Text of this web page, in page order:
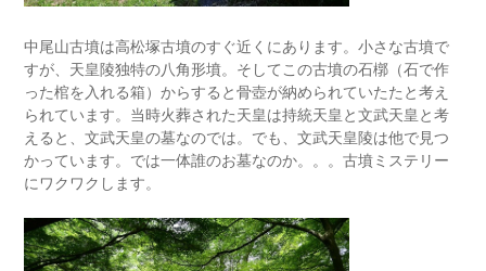
中尾山古墳は高松塚古墳のすぐ近くにあります。小さな古墳で
すが、天皇陵独特の八角形墳。そしてこの古墳の石槨（石で作
った棺を入れる箱）からすると骨壺が納められていたたと考え
られています。当時火葬された天皇は持統天皇と文武天皇と考
えると、文武天皇の墓なのでは。でも、文武天皇陵は他で見つ
かっています。では一体誰のお墓なのか。。。古墳ミステリー
にワクワクします。